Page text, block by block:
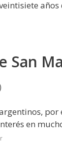
años
San
por
en